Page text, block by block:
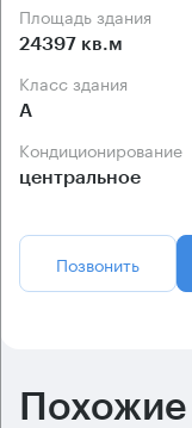
Площадь здания
24397 кв.м
Класс здания
А
Кондиционирование
центральное
Позвонить